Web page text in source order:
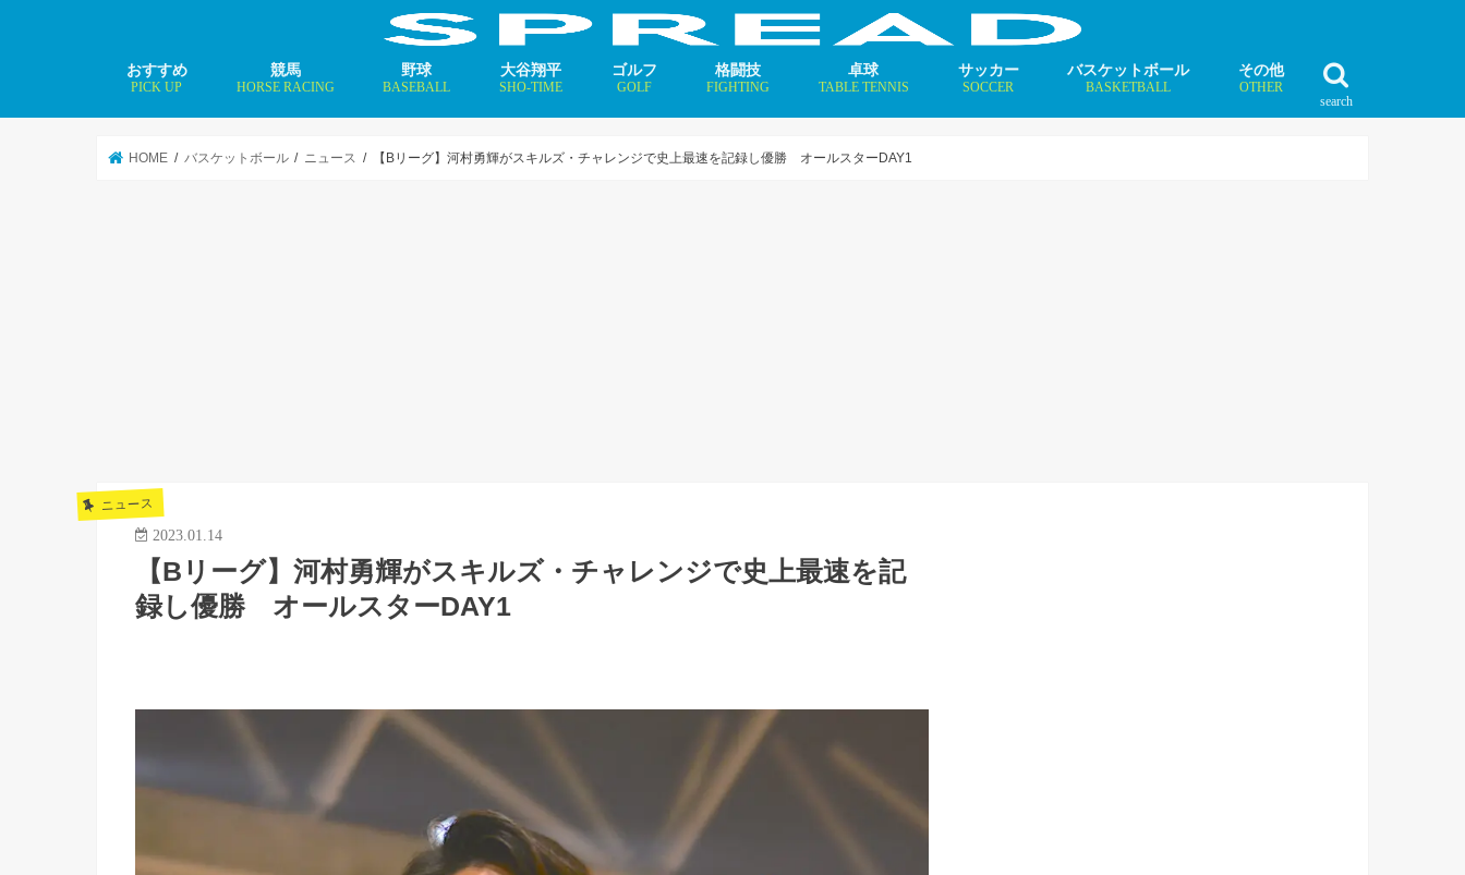
search
おすすめ
PICK UP
競馬
HORSE RACING
野球
BASEBALL
大谷翔平
SHO-TIME
ゴルフ
GOLF
格闘技
FIGHTING
卓球
TABLE TENNIS
サッカー
SOCCER
バスケットボール
BASKETBALL
その他
OTHER
HOME バスケットボール ニュース 【Bリーグ】河村勇輝がスキルズ・チャレンジで史上最速を記録し優勝 オールスターDAY1
ニュース
2023.01.14
【Bリーグ】河村勇輝がスキルズ・チャレンジで史上最速を記
録し優勝 オールスターDAY1